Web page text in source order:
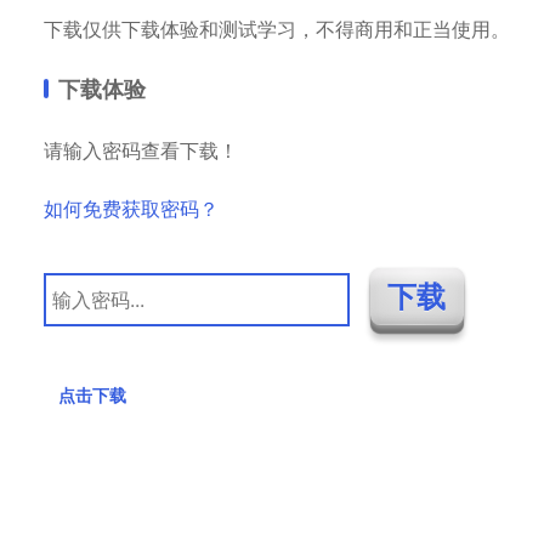
下载仅供下载体验和测试学习，不得商用和正当使用。
下载体验
请输入密码查看下载！
如何免费获取密码？
点击下载